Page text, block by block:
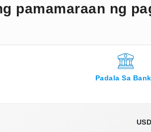
pamamaraan ng
Padala Sa
USD